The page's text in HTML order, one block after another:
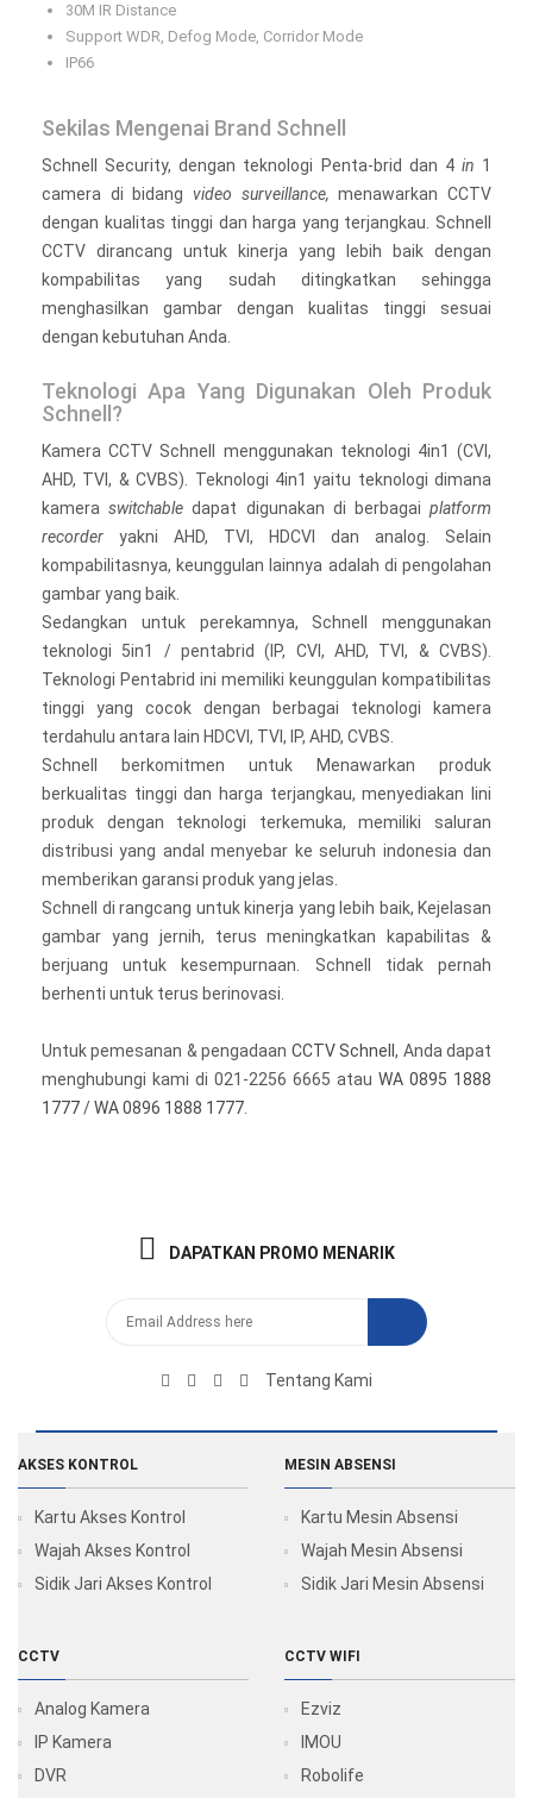
30M IR Distance
Support WDR, Defog Mode, Corridor Mode
IP66
Sekilas Mengenai Brand Schnell
Schnell Security, dengan teknologi Penta-brid dan 4 in 1
camera di bidang video surveillance, menawarkan CCTV
dengan kualitas tinggi dan harga yang terjangkau. Schnell
CCTV dirancang untuk kinerja yang lebih baik dengan
kompabilitas yang sudah ditingkatkan sehingga
menghasilkan gambar dengan kualitas tinggi sesuai
dengan kebutuhan Anda.
Teknologi Apa Yang Digunakan Oleh Produk
Schnell?
Kamera CCTV Schnell menggunakan teknologi 4in1 (CVI,
AHD, TVI, & CVBS). Teknologi 4in1 yaitu teknologi dimana
kameraswitchable dapat digunakan di berbagaiplatform
recorder yakni AHD, TVI, HDCVI dan analog. Selain
kompabilitasnya, keunggulan lainnya adalah di pengolahan
gambar yang baik.
Sedangkan untuk perekamnya, Schnell menggunakan
teknologi 5in1 / pentabrid (IP, CVI, AHD, TVI, & CVBS).
Teknologi Pentabrid ini memiliki keunggulan kompatibilitas
tinggi yang cocok dengan berbagai teknologi kamera
terdahulu antara lain HDCVI, TVI, IP, AHD, CVBS.
Schnell berkomitmen untuk Menawarkan produk
berkualitas tinggi dan harga terjangkau, menyediakan lini
produk dengan teknologi terkemuka, memiliki saluran
distribusi yang andal menyebar ke seluruh indonesia dan
memberikan garansi produk yang jelas.
Schnell di rangcang untuk kinerja yang lebih baik, Kejelasan
gambar yang jernih, terus meningkatkan kapabilitas &
berjuang untuk kesempurnaan. Schnell tidak pernah
berhenti untuk terus berinovasi.
Untuk pemesanan & pengadaan CCTV Schnell, Anda dapat
menghubungi kami di 021-2256 6665 atau WA 0895 1888
1777/WA 0896 1888 1777
DAPATKAN PROMO MENARIK
Tentang Kami
AKSES KONTROL
Kartu Akses Kontrol
Wajah Akses Kontrol
Sidik Jari Akses Kontrol
MESIN ABSENSI
Kartu Mesin Absensi
Wajah Mesin Absensi
Sidik Jari Mesin Absensi
CCTV
Analog Kamera
IP Kamera
DVR
CCTV WIFI
Ezviz
IMOU
Robolife